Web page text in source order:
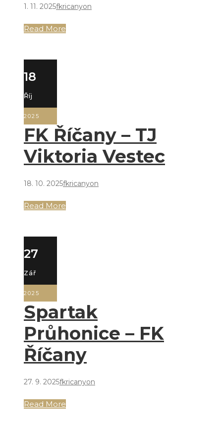
1. 11. 2025fkricanyon
Read More
18
Říj
2025
FK Říčany – TJ
Viktoria Vestec
18. 10. 2025fkricanyon
Read More
27
Zář
2025
Spartak
Průhonice – FK
Říčany
27. 9. 2025fkricanyon
Read More